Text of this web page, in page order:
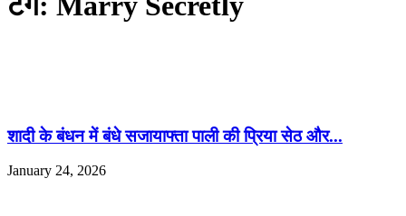
शादी के बंधन में बंधे सजायाफ्ता पाली की प्रिया सेठ और...
January 24, 2026